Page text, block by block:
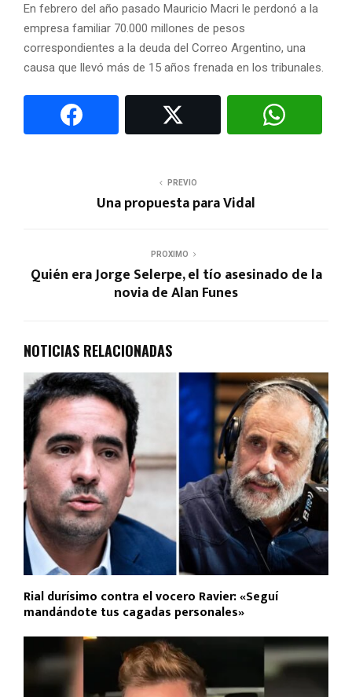
En febrero del año pasado Mauricio Macri le perdonó a la
empresa familiar 70.000 millones de pesos
correspondientes a la deuda del Correo Argentino, una
causa que llevó más de 15 años frenada en los tribunales.
PREVIO
Una propuesta para Vidal
PROXIMO
Quién era Jorge Selerpe, el tío asesinado de la
novia de Alan Funes
NOTICIAS RELACIONADAS
Rial durísimo contra el vocero Ravier: «Seguí
mandándote tus cagadas personales»